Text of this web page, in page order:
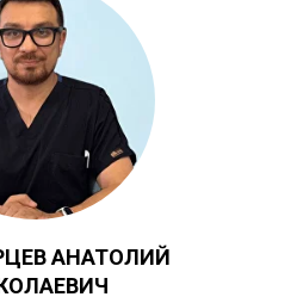
АНАТОЛИЙ